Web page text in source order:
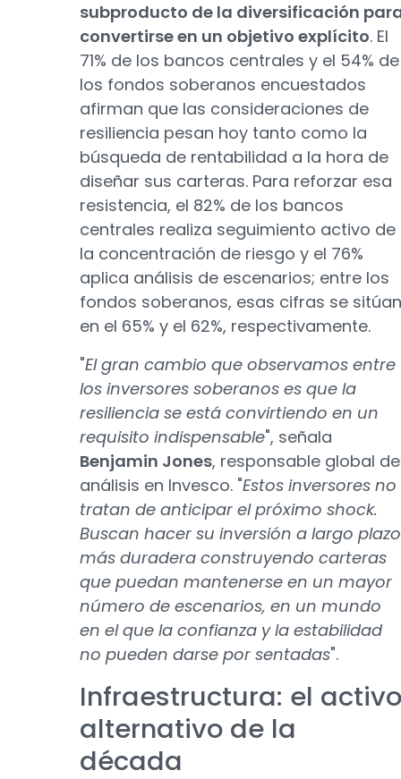
subproducto de la diversificación
convertirse en un objetivo explícito. El
71% de los bancos centrales y el 54% de
los fondos soberanos encuestados
afirman que las consideraciones de
resiliencia pesan hoy tanto como la
búsqueda de rentabilidad a la hora de
diseñar sus carteras. Para reforzar esa
resistencia, el 82% de los bancos
centrales realiza seguimiento activo de
la concentración de riesgo y el 76%
aplica análisis de escenarios; entre los
fondos soberanos, esas cifras se sitúan
en el 65% y el 62%, respectivamente.
"El gran cambio que observamos entre
los inversores soberanos es que la
resiliencia se está convirtiendo en un
requisito indispensable", señala
Benjamin Jones, responsable global de
análisis en Invesco. "Estos inversores no
tratan de anticipar el próximo shock.
Buscan hacer su inversión a largo plazo
más duradera construyendo carteras
que puedan mantenerse en un mayor
número de escenarios, en un mundo
en el que la confianza y la estabilidad
no pueden darse por sentadas".
Infraestructura: el activo
alternativo de la
década